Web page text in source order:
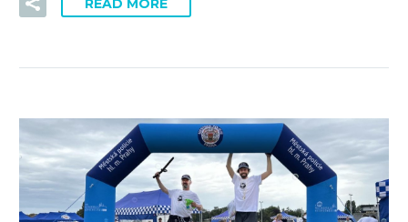
READ MORE